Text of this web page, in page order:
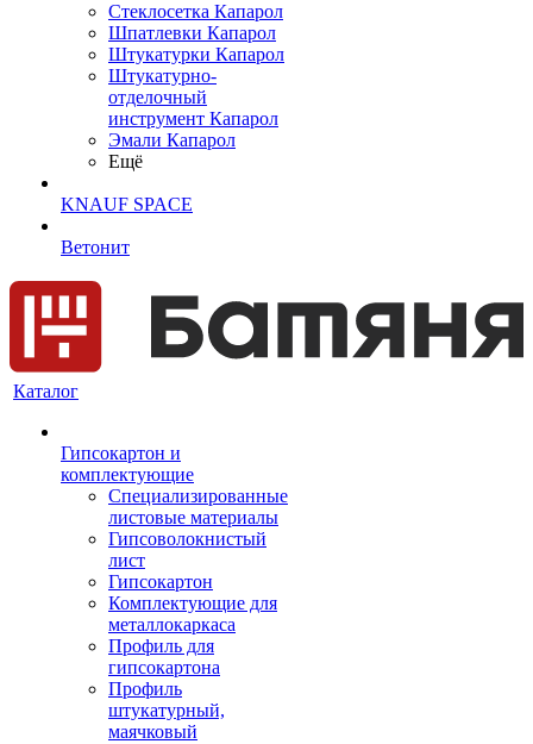
Cтеклосетка Капарол
Шпатлевки Капарол
Штукатурки Капарол
Штукатурно-
отделочный
инструмент Капарол
Эмали Капарол
Ещё
KNAUF SPACE
Ветонит
Каталог
Гипсокартон и
комплектующие
Специализированные
листовые материалы
Гипсоволокнистый
лист
Гипсокартон
Комплектующие для
металлокаркаса
Профиль для
гипсокартона
Профиль
штукатурный,
маячковый